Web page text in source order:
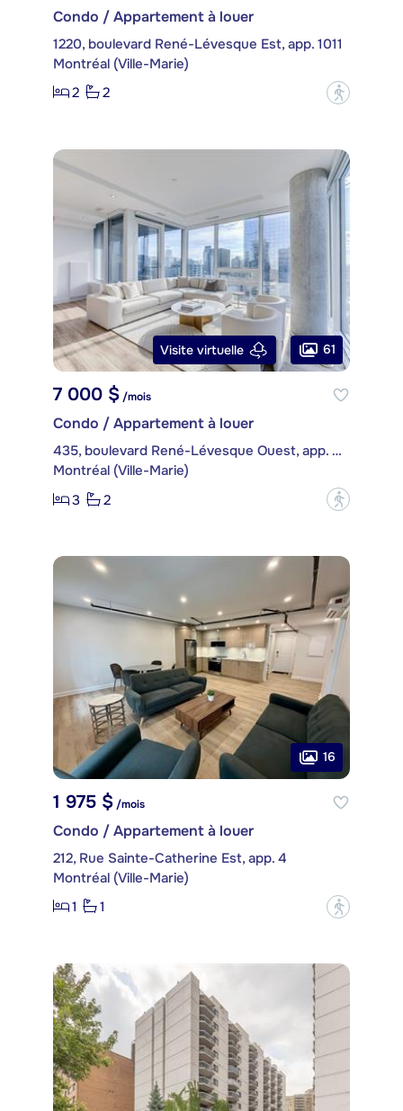
Condo / Appartement à louer
1220, boulevard René-Lévesque Est, app. 1011
Montréal (Ville-Marie)
2
2 ?
Visite virtuelle 61
7 000 $/mois
Condo / Appartement à louer
435, boulevard René-Lévesque Ouest, app. PH4514
Montréal (Ville-Marie)
3
2 ?
16
1 975 $ /mois
Condo / Appartement à louer
212, Rue Sainte-Catherine Est, app. 4
Montréal (Ville-Marie)
1
1 ?